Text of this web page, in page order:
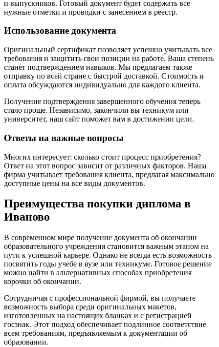
и выпускников. Готовый документ будет содержать все
нужные отметки и проводки с занесением в реестр.
Использование документа
Оригинальный сертификат позволяет успешно учитывать все
требования и защитить свои позиции на работе. Ваша степень
станет подтверждением навыков. Мы предлагаем также
отправку по всей стране с быстрой доставкой. Стоимость и
оплата обсуждаются индивидуально для каждого клиента.
Получение подтверждения завершенного обучения теперь
стало проще. Независимо, закончили вы техникум или
университет, наш сайт поможет вам в достижении цели.
Ответы на важные вопросы
Многих интересует: сколько стоит процесс приобретения?
Ответ на этот вопрос зависит от различных факторов. Наша
фирма учитывает требования клиента, предлагая максимально
доступные цены на все виды документов.
Преимущества покупки диплома в
Иваново
В современном мире получение документа об окончании
образовательного учреждения становится важным этапом на
пути к успешной карьере. Однако не всегда есть возможность
посвятить годы учебе в вузе или техникуме. Готовое решение
можно найти в альтернативных способах приобретения
корочки об окончании.
Сотрудничая с профессиональной фирмой, вы получаете
возможность выбора среди оригинальных макетов,
изготовленных на настоящих бланках и с регистрацией
госзнак. Этот подход обеспечивает подлинное соответствие
всем требованиям, предъявляемым к документации об
образовании.